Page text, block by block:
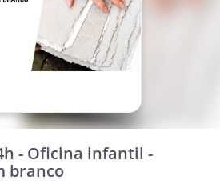
- Oficina infantil -
branco